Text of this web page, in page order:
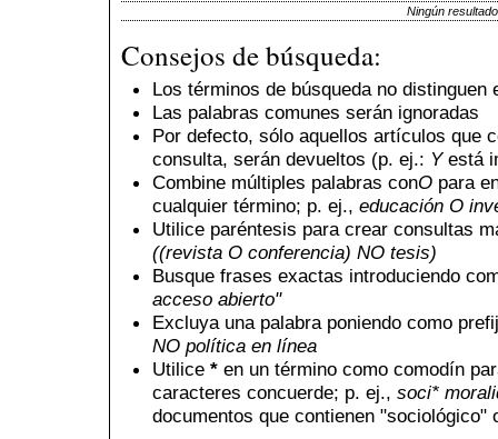
Ningún resultado
Consejos de búsqueda:
Los términos de búsqueda no
Las palabras comunes serán ignoradas
Por defecto, sólo aquellos artículos que
consulta, serán devueltos (p. ej.: Yestá
Combine múltiples palabras conO para
cualquier término; p. ej., educación O
Utilice paréntesis para crear consultas
((revista O conferencia) NO tesis)
Busque frases exactas introduciendo
acceso abierto"
Excluya una palabra poniendo como
NO política en línea
Utilice * en un término como comodín
caracteres concuerde; p. ej., soci*
documentos que contienen "sociológico"